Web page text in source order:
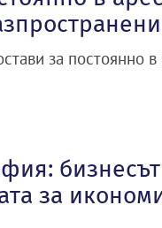
за постоянно
за